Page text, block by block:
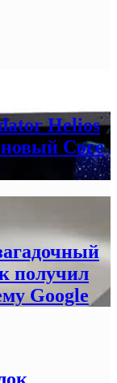
Helios
новый Core
получил
Google